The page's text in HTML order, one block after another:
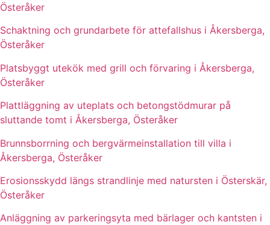
Österåker
Schaktning och grundarbete för attefallshus i Åkersberga,
Österåker
Platsbyggt utekök med grill och förvaring i Åkersberga,
Österåker
Plattläggning av uteplats och betongstödmurar på
sluttande tomt i Åkersberga, Österåker
Brunnsborrning och bergvärmeinstallation till villa i
Åkersberga, Österåker
Erosionsskydd längs strandlinje med natursten i Österskär,
Österåker
Anläggning av parkeringsyta med bärlager och kantsten i